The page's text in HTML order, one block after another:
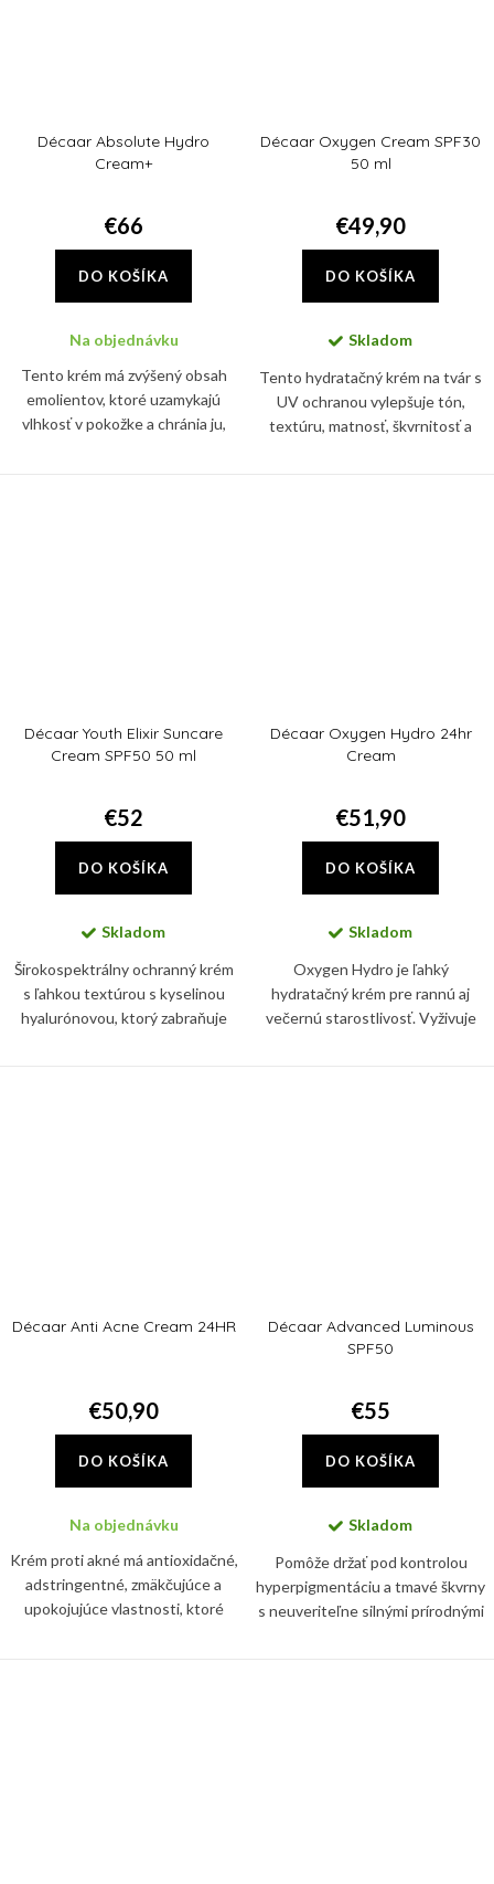
Décaar Absolute Hydro
Cream+
€66
DO KOŠÍKA
Na objednávku
Tento krém má zvýšený obsah
emolientov, ktoré uzamykajú
vlhkosť v pokožke a chránia ju,
Décaar Oxygen Cream SPF30
50 ml
€49,90
DO KOŠÍKA
Skladom
Tento hydratačný krém na tvár s
UV ochranou vylepšuje tón,
textúru, matnosť, škvrnitosť a
Décaar Youth Elixir Suncare
Cream SPF50 50 ml
€52
DO KOŠÍKA
Skladom
Širokospektrálny ochranný krém
s ľahkou textúrou s kyselinou
hyalurónovou, ktorý zabraňuje
Décaar Oxygen Hydro 24hr
Cream
€51,90
DO KOŠÍKA
Skladom
Oxygen Hydro je ľahký
hydratačný krém pre rannú aj
večernú starostlivosť. Vyživuje
Décaar Anti Acne Cream 24HR
€50,90
DO KOŠÍKA
Na objednávku
Krém proti akné má antioxidačné,
adstringentné, zmäkčujúce a
upokojujúce vlastnosti, ktoré
Décaar Advanced Luminous
SPF50
€55
DO KOŠÍKA
Skladom
Pomôže držať pod kontrolou
hyperpigmentáciu a tmavé škvrny
s neuveriteľne silnými prírodnými